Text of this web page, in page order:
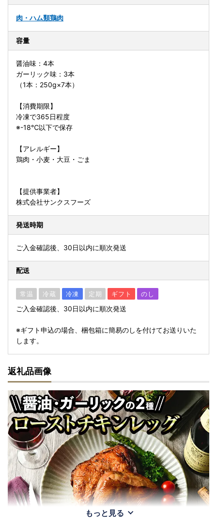
肉・ハム類鶏肉
容量
醤油味：4本
ガーリック味：3本
（1本：250g×7本）
【消費期限】
冷凍で365日程度
※-18℃以下で保存
【アレルギー】
鶏肉・小麦・大豆・ごま
【提供事業者】
株式会社サンクスフーズ
発送時期
ご入金確認後、30日以内に順次発送
配送
常温 冷蔵 冷凍 定期 ギフト のし
ご入金確認後、30日以内に順次発送
※ギフト申込の場合、梱包箱に簡易のしを付けてお送りいた
します。
返礼品画像
もっと見る